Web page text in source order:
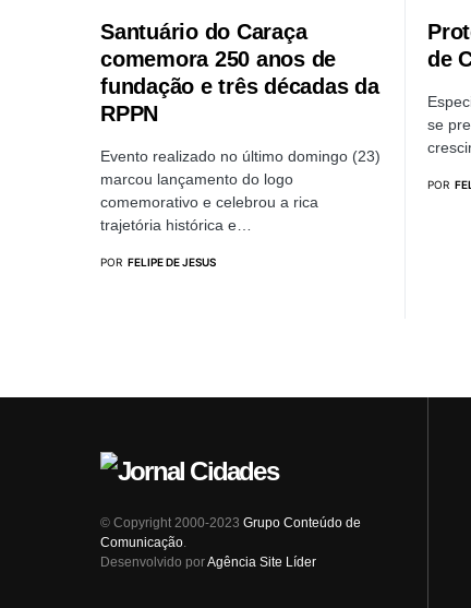
Santuário do Caraça
comemora 250 anos de
fundação e três décadas da
RPPN
Evento realizado no último domingo (23)
marcou lançamento do logo
comemorativo e celebrou a rica
trajetória histórica e…
POR FELIPE DE JESUS
de
se
POR
© Copyright 2000-2023 Grupo Conteúdo de
Comunicação.
Desenvolvido porAgência Site Líder